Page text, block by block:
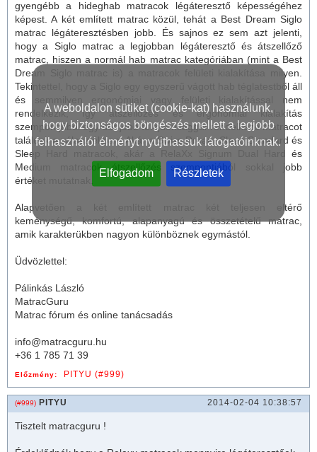
A weboldalon sütiket (cookie-kat) használunk,
hogy biztonságos böngészés mellett a legjobb
felhasználói élményt nyújthassuk látogatóinknak.
Elfogadom Részletek
gyengébb a hideghab matracok légáteresztő képességéhez
képest. A két említett matracközül, tehát a Best Dream Siglo
matrac légáteresztésben jobb. És sajnos ez sem azt jelenti,
hogy a Siglo matrac a legjobban légáteresztő és átszellőző
matrac, hiszen a normál hab matrac kategóriában (mint a Best
Dream Siglo matrac is) a matracok felületi kialakítása milyen.
Tekintettel, hogy a Siglo egy egyszerű vágott hab téglatestből áll
és semmilyen ergonómiai vagy felületi kialakítással nem
rendelkezik, így átszellőzés és ergonómiai kialakítás
szempontjából egy sor jobb tulajdonsággal rendelkező matracot
találunk a választékban. Akár a Swiss Dream Sleep Standard és
Sleep Hard matracok, akár a RelaXx Signum Dual Hard és
Medium matracok átszellőzés szempontjából sokkal jobb
értéket mutatnak.
Alapvetően a két említett matrac két teljesen eltérő
keménységű, komfortú, alapanyagú és összetételű matrac,
amik karakterükben nagyon különböznek egymástól.
Üdvözlettel:
Pálinkás László
MatracGuru
Matrac fórum és online tanácsadás
info@matracguru.hu
+36 1 785 71 39
Előzmény: PITYU (#999)
(#999) PITYU 2014-02-04 10:38:57
Tisztelt matracguru !